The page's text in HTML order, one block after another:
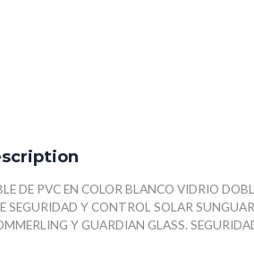
DE PVC EN COLOR BLANCO VIDRIO
SEGURIDAD Y CONTROL SOLAR
Y GUARDIAN GLASS.